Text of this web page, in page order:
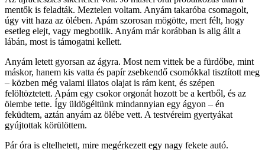
mentők is feladták. Meztelen voltam. Anyám takaróba csomagolt,
úgy vitt haza az ölében. Apám szorosan mögötte, mert félt, hogy
esetleg elejt, vagy megbotlik. Anyám már korábban is alig állt a
lábán, most is támogatni kellett.
Anyám letett gyorsan az ágyra. Most nem vittek be a fürdőbe, mint
máskor, hanem kis vatta és papír zsebkendő csomókkal tisztított meg
– közben még valami illatos olajat is rám kent, és szépen
felöltöztetett. Apám egy csokor orgonát hozott be a kertből, és az
ölembe tette. Így üldögéltünk mindannyian egy ágyon – én
feküdtem, aztán anyám az ölébe vett. A testvéreim gyertyákat
gyújtottak körülöttem.
Pár óra is eltelhetett, mire megérkezett egy nagy fekete autó.